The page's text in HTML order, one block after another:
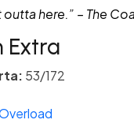
here.” – The
Extra
53/172